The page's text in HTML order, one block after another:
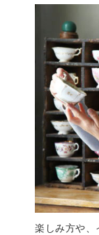
楽しみ方や、